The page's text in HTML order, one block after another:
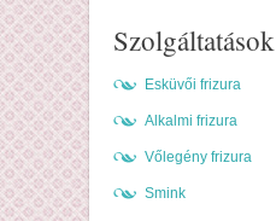
Szolgáltatások
Esküvői frizura
Alkalmi frizura
Vőlegény frizura
Smink